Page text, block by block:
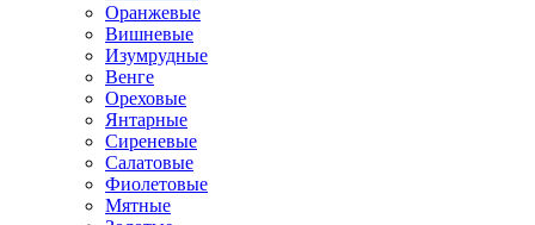
Оранжевые
Вишневые
Изумрудные
Венге
Ореховые
Янтарные
Сиреневые
Салатовые
Фиолетовые
Мятные